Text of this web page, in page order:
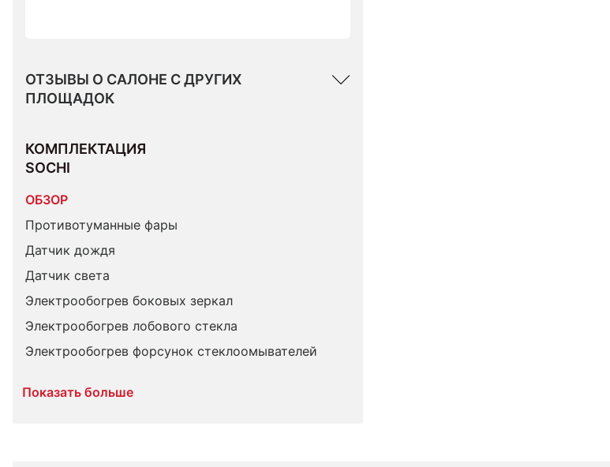
ОТЗЫВЫ О САЛОНЕ С ДРУГИХ
ПЛОЩАДОК
КОМПЛЕКТАЦИЯ
SOCHI
ОБЗОР
Противотуманные фары
Датчик дождя
Датчик света
Электрообогрев боковых зеркал
Электрообогрев лобового стекла
Электрообогрев форсунок стеклоомывателей
Показать больше